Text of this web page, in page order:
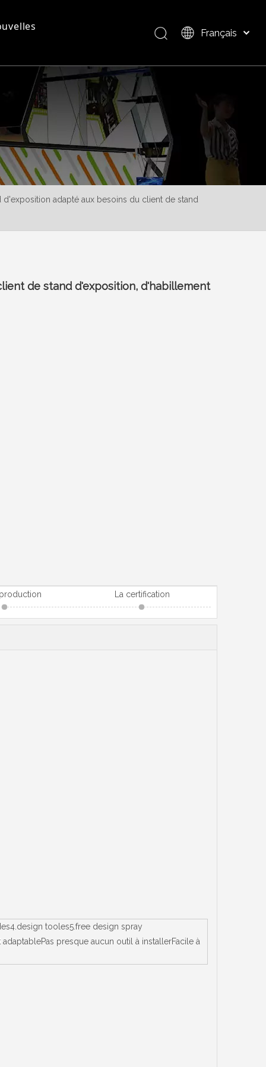
questions - réponses
Présentation du produit
Français
العربية
日本語
Pусский
Nederlands
Português
Español
简体中文
d'exposition adapté aux besoins du client de stand
de stand d'exposition, d'habillement
La certification
tooles5.free design spray
presque aucun outil à installerFacile à